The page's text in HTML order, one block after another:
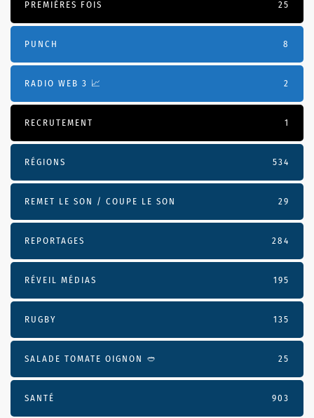
PREMIÈRES FOIS 25
PUNCH 8
RADIO WEB 3 📈 2
RECRUTEMENT 1
RÉGIONS 534
REMET LE SON / COUPE LE SON 29
REPORTAGES 284
RÉVEIL MÉDIAS 195
RUGBY 135
SALADE TOMATE OIGNON 🥙 25
SANTÉ 903